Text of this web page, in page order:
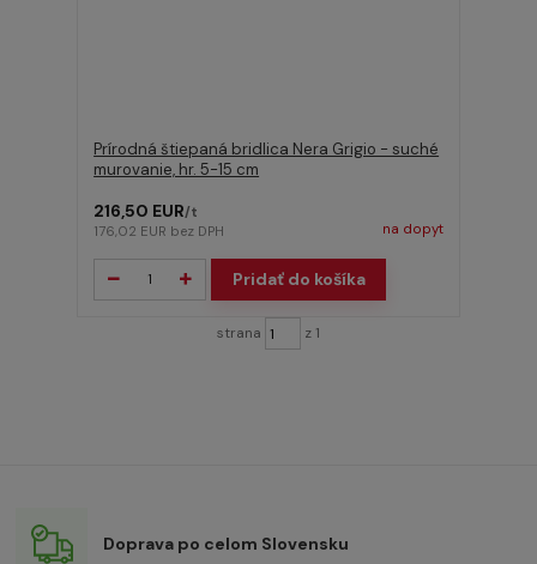
Prírodná štiepaná bridlica Nera Grigio - suché
murovanie, hr. 5-15 cm
216,50 EUR/t
176,02 EUR bez DPH na dopyt
Pridať do košíka
strana z 1
Doprava po celom Slovensku